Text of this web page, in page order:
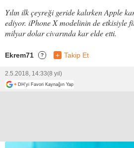
Yılın ilk çeyreği geride kalırken Apple
ediyor. iPhone X modelinin de etkisiyle
milyar dolar civarında kar elde etti.
Ekrem71 ? + Takip Et
2.5.2018, 14:33(8 yıl)
+ DH'yi Favori Kaynağın Yap